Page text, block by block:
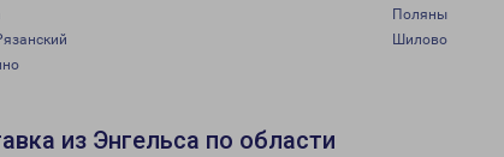
Поляны
Шилово
из Энгельса по области